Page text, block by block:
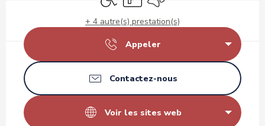
+ 4 autre(s) prestation(s)
Appeler
Contactez-nous
Voir les sites web